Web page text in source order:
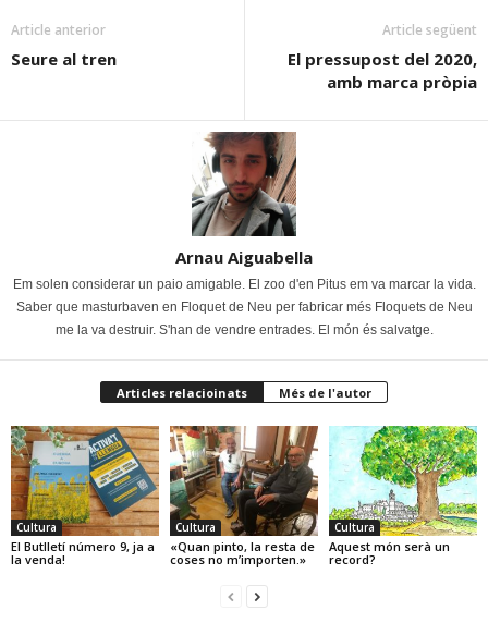
Article anterior
Seure al tren
Article següent
El pressupost del 2020,
amb marca pròpia
Arnau Aiguabella
Em solen considerar un paio amigable. El zoo d'en Pitus em va marcar la vida.
Saber que masturbaven en Floquet de Neu per fabricar més Floquets de Neu
me la va destruir. S'han de vendre entrades. El món és salvatge.
Articles relacioinats Més de l'autor
Cultura
El Butlletí número 9, ja a
la venda!
Cultura
«Quan pinto, la resta de
coses no m’importen.»
Cultura
Aquest món serà un
record?